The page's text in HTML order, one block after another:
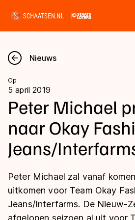
Nieuws
Kalender
Disciplines
Marathon
Inlineskaten
Uitslagen
Langebaan
Shorttrack
Marathon
Tijden & historie
Ranglijsten Langebaan
Nieuws
Op
5 april 2019
Peter Michael
naar Okay
Jeans/
Peter Michael zal vanaf
uitkomen voor Team Okay
Jeans/Interfarms. De Nieuw-
afgelopen seizoen al uit voor